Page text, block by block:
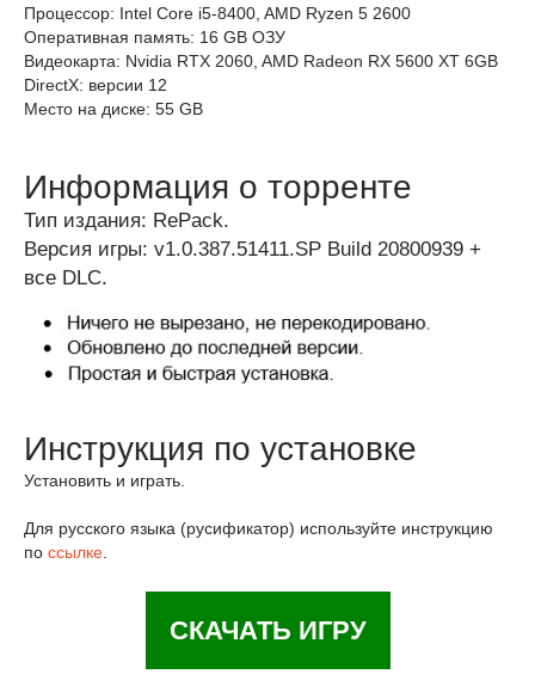
Процессор: Intel Core i5-8400, AMD Ryzen 5 2600
Оперативная память: 16 GB ОЗУ
Видеокарта: Nvidia RTX 2060, AMD Radeon RX 5600 XT 6GB
DirectX: версии 12
Место на диске: 55 GB
Информация о торренте
Тип издания: RePack.
Версия игры: v1.0.387.51411.SP Build 20800939 +
все DLC.
Инструкция по установке
Установить и играть.
Для русского языка (русификатор) используйте инструкцию
по ссылке.
СКАЧАТЬ ИГРУ